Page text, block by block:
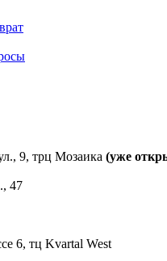
9, трц Мозаика (уже
47
6, тц Kvartal West